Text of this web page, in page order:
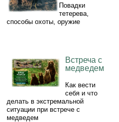
Повадки
тетерева,
способы охоты, оружие
Встреча с
медведем
Как вести
себя и что
делать в экстремальной
ситуации при встрече с
медведем